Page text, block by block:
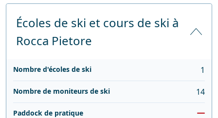
Écoles de ski et cours de ski à
Rocca Pietore
Nombre d'écoles de ski 1
Nombre de moniteurs de ski 14
Paddock de pratique